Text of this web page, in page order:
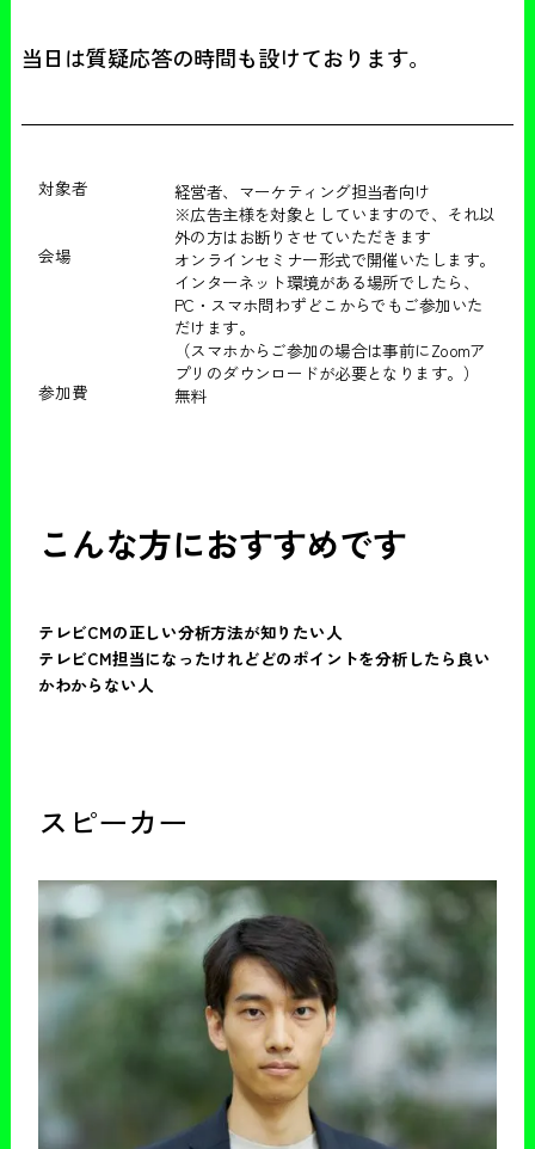
当日は質疑応答の時間も設けております。
対象者
経営者、マーケティング担当者向け
※広告主様を対象としていますので、それ以
外の方はお断りさせていただきます
会場
オンラインセミナー形式で開催いたします。
インターネット環境がある場所でしたら、
PC・スマホ問わずどこからでもご参加いた
だけます。
（スマホからご参加の場合は事前にZoomア
プリのダウンロードが必要となります。）
参加費
無料
こんな方におすすめです
テレビCMの正しい分析方法が知りたい人
テレビCM担当になったけれどどのポイントを分析したら良い
かわからない人
スピーカー